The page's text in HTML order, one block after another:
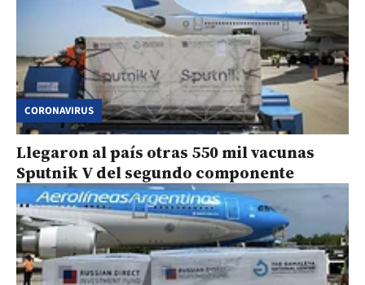
CORONAVIRUS
Llegaron al país otras 550 mil vacunas
Sputnik V del segundo componente